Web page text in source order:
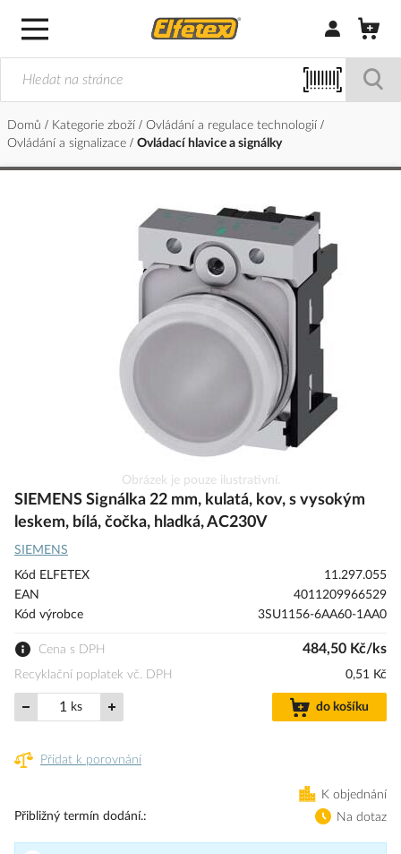
Přihlásit/
Domů Kategorie zboží
Ovládání a regulace technologií
Ovládání a signalizace
Ovládací hlavice a signálky
na
začátek
s
obrázky
Obrázek je pouze ilustrativní.
SIEMENS Signálka 22 mm, kulatá, kov, s vysokým
leskem, bílá, čočka, hladká, AC230V
SIEMENS
Kód ELFETEX
11.297.055
EAN
4011209966529
Kód výrobce
3SU1156-6AA60-1AA0
Cena s DPH 484,50 Kč/ks
Recyklační poplatek vč. DPH 0,51 Kč
ks do košíku
Přidat k porovnání
K objednání
Přibližný termín dodání.
Na dotaz